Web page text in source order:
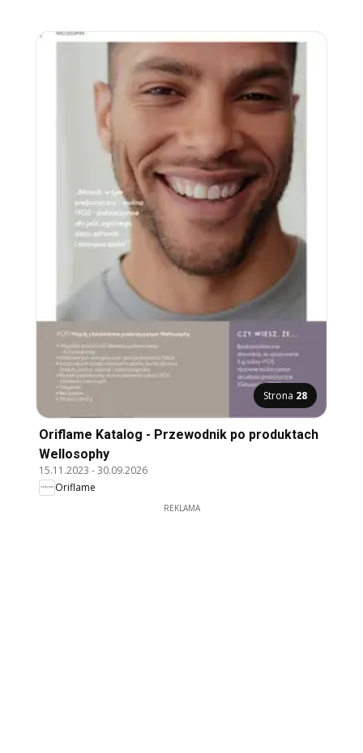
Strona 28
Oriflame Katalog - Przewodnik po produktach
Wellosophy
15.11.2023 -30.09.2026
Oriflame
REKLAMA